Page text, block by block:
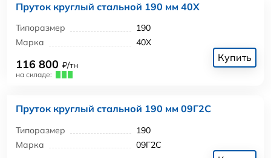
Пруток круглый стальной 190 мм 40Х
Типоразмер
190
Марка
40Х
116 800 ₽/тн
на складе:
Купить
Пруток круглый стальной 190 мм 09Г2С
Типоразмер
190
Марка
09Г2С